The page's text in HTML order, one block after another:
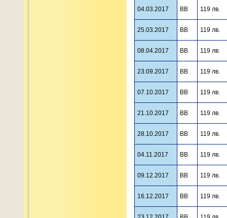
04.03.2017 BB 119 лв.
25.03.2017 BB 119 лв.
08.04.2017 BB 119 лв.
23.09.2017 BB 119 лв.
07.10.2017 BB 119 лв.
21.10.2017 BB 119 лв.
28.10.2017 BB 119 лв.
04.11.2017 BB 119 лв.
09.12.2017 BB 119 лв.
16.12.2017 BB 119 лв.